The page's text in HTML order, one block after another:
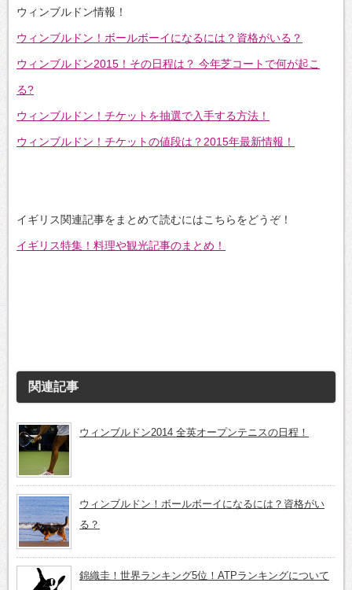
ウィンブルドン情報！
ウィンブルドン！ボールボーイになるには？資格がいる？
ウィンブルドン2015！その日程は？ 今年芝コートで何が起こ
る?
ウィンブルドン！チケットを抽選で入手する方法！
ウィンブルドン！チケットの値段は？2015年最新情報！
イギリス関連記事をまとめて読むにはこちらをどうぞ！
イギリス特集！料理や観光記事のまとめ！
関連記事
ウィンブルドン2014 全英オープンテニスの日程！
ウィンブルドン！ボールボーイになるには？資格がい
る？
錦織圭！世界ランキング5位！ATPランキングについて